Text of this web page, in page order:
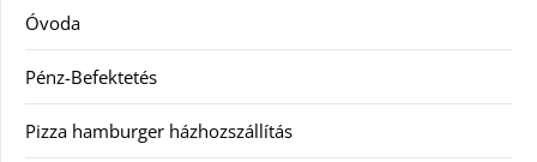
Óvoda
Pénz-Befektetés
Pizza hamburger házhozszállítás